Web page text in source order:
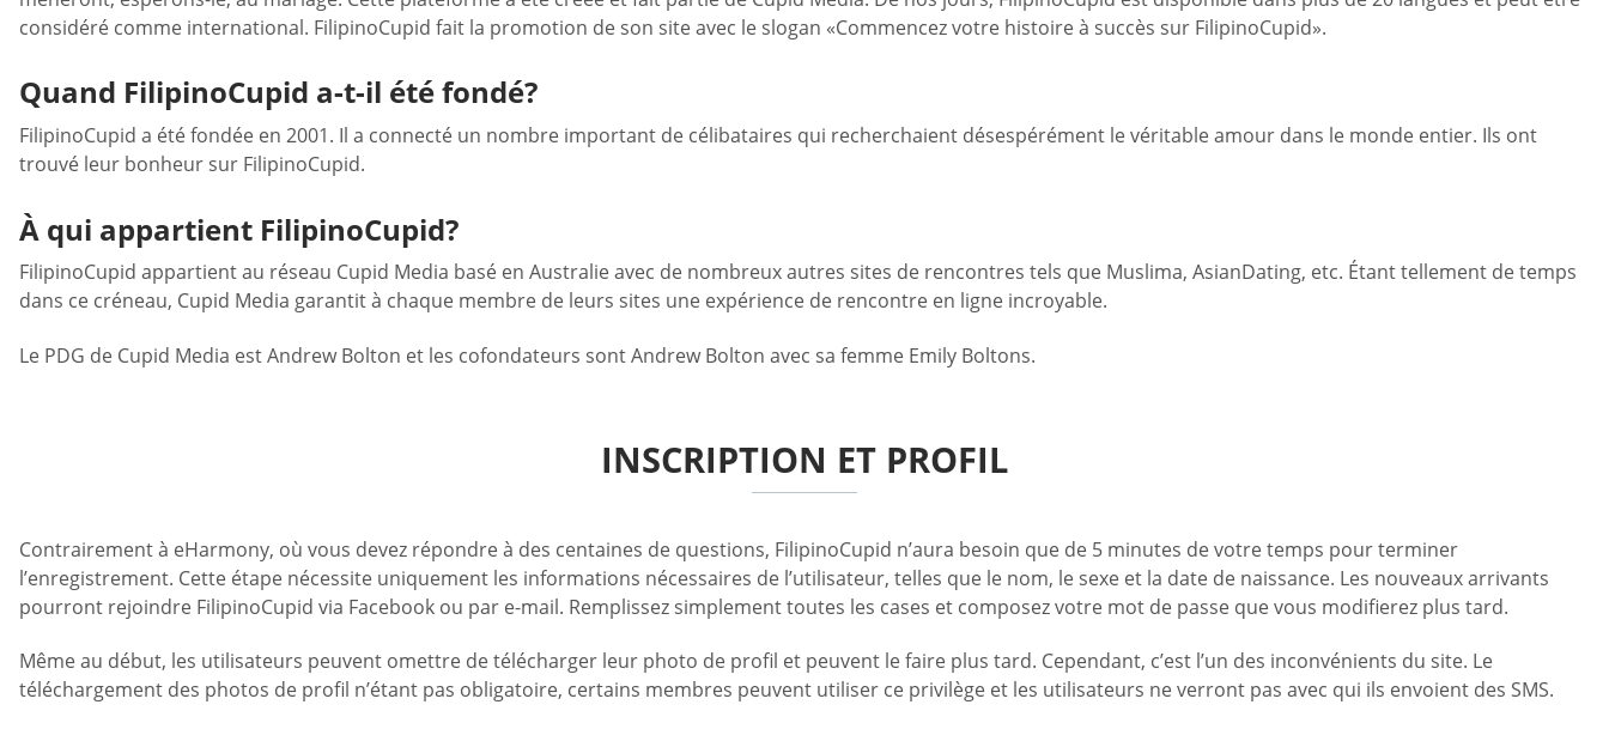
considéré comme international. FilipinoCupid fait la promotion de son site avec le slogan «Commencez votre histoire à succès sur FilipinoCupid».
Quand FilipinoCupid a-t-il été fondé?
FilipinoCupid a été fondée en 2001. Il a connecté un nombre important de célibataires qui recherchaient désespérément le véritable amour dans le monde entier. Ils ont
trouvé leur bonheur sur FilipinoCupid.
À qui appartient FilipinoCupid?
FilipinoCupid appartient au réseau Cupid Media basé en Australie avec de nombreux autres sites de rencontres tels que Muslima, AsianDating, etc. Étant tellement de temps
dans ce créneau, Cupid Media garantit à chaque membre de leurs sites une expérience de rencontre en ligne incroyable.
Le PDG de Cupid Media est Andrew Bolton et les cofondateurs sont Andrew Bolton avec sa femme Emily Boltons.
INSCRIPTION ET PROFIL
Contrairement à eHarmony, où vous devez répondre à des centaines de questions, FilipinoCupid n’aura besoin que de 5 minutes de votre temps pour terminer
l’enregistrement. Cette étape nécessite uniquement les informations nécessaires de l’utilisateur, telles que le nom, le sexe et la date de naissance. Les nouveaux arrivants
pourront rejoindre FilipinoCupid via Facebook ou par e-mail. Remplissez simplement toutes les cases et composez votre mot de passe que vous modifierez plus tard.
Même au début, les utilisateurs peuvent omettre de télécharger leur photo de profil et peuvent le faire plus tard. Cependant, c’est l’un des inconvénients du site. Le
téléchargement des photos de profil n’étant pas obligatoire, certains membres peuvent utiliser ce privilège et les utilisateurs ne verront pas avec qui ils envoient des SMS.